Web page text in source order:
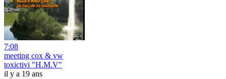
7:08
meeting cox & vw
toxictivi "H.M.V"
il y a 19 ans